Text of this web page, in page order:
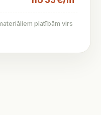
platībām virs